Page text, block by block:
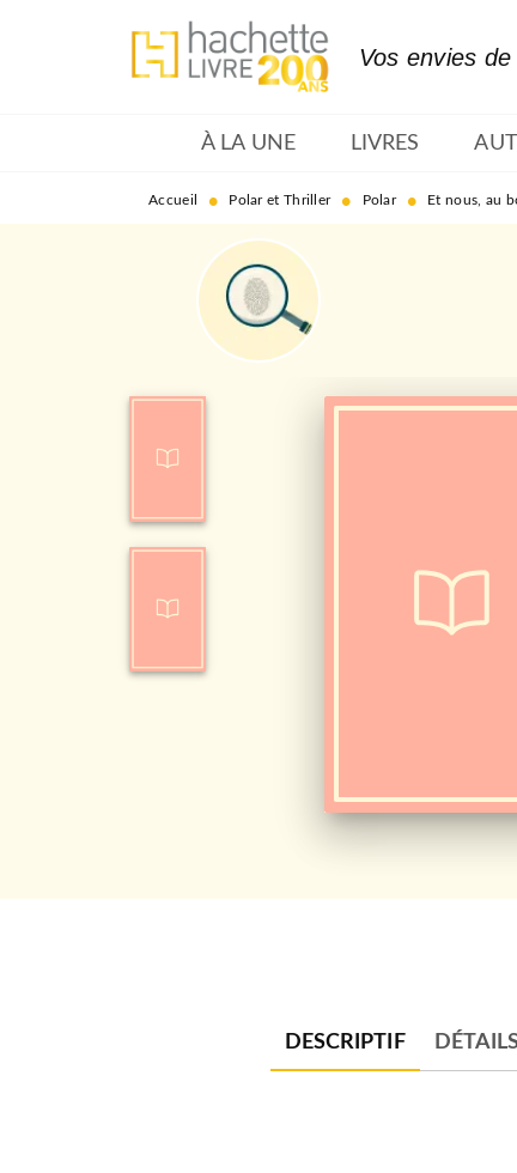
MENU RECHERCHE
Vos envies
À LA UNE LIVRES
Accueil • Polar et Thriller • Polar • Et nous, au
DESCRIPTIF